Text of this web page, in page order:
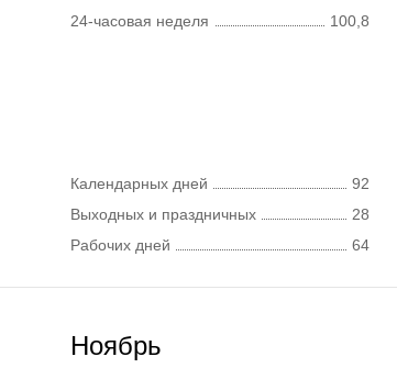
24-часовая неделя
100,8
Календарных дней
92
Выходных и праздничных
28
Рабочих дней
64
Ноябрь